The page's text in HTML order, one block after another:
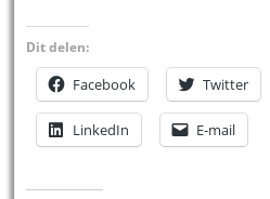
Dit delen:
Facebook Twitter
LinkedIn E-mail